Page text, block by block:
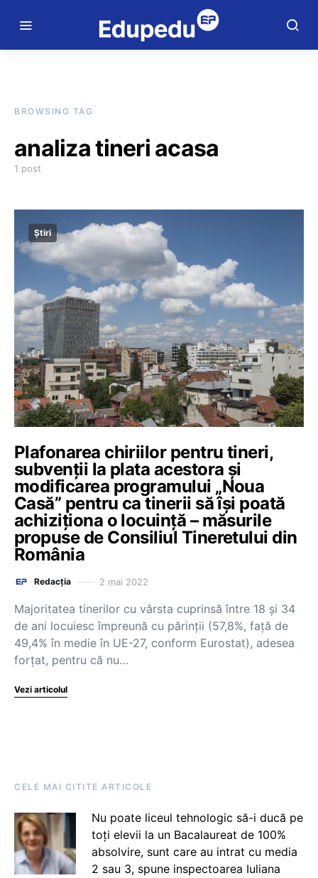
BROWSING TAG
analiza tineri acasa
1 post
Știri
Plafonarea chiriilor pentru tineri,
subvenții la plata acestora și
modificarea programului „Noua
Casă” pentru ca tinerii să își poată
achiziționa o locuință – măsurile
propuse de Consiliul Tineretului din
România
Redacția 2 mai 2022
Majoritatea tinerilor cu vârsta cuprinsă între 18 și 34
de ani locuiesc împreună cu părinții (57,8%, față de
49,4% în medie în UE-27, conform Eurostat), adesea
forțat, pentru că nu…
Vezi articolul
CELE MAI CITITE ARTICOLE
Nu poate liceul tehnologic să-i ducă pe
toți elevii la un Bacalaureat de 100%
absolvire, sunt care au intrat cu media
2 sau 3, spune inspectoarea Iuliana